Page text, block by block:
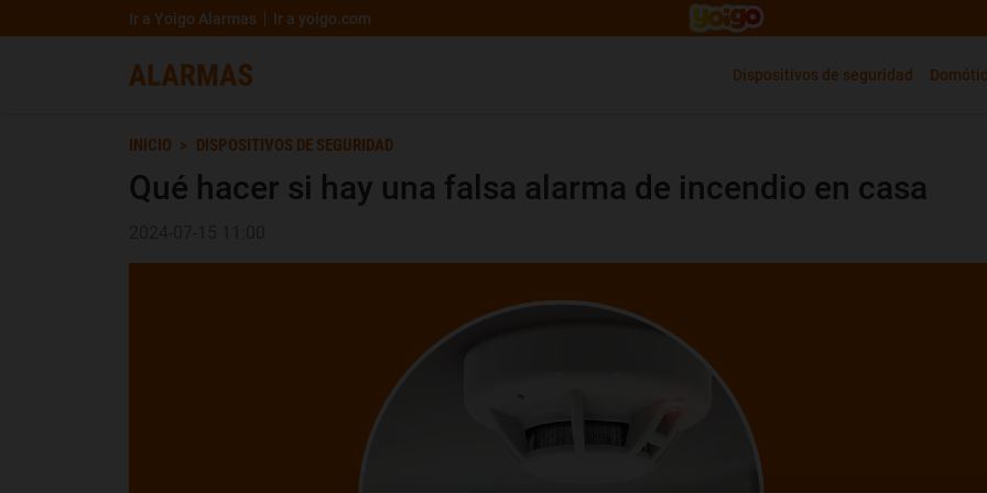
Ir a Yoigo Alarmas Ir a yoigo.com
Dispositivos de seguridad
INICIO DISPOSITIVOS DE SEGURIDAD
Qué hacer si hay una falsa alarma de incendio en casa